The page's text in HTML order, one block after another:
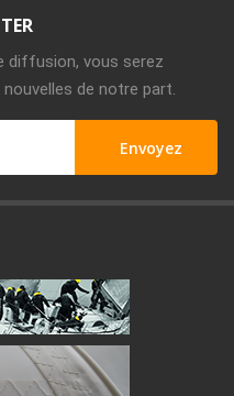
diffusion, vous serez
de notre part.